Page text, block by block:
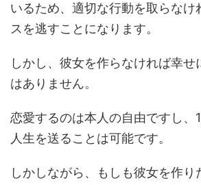
いるため、適切な行動を取らなけ
スを逃すことになります。
しかし、彼女を作らなければ幸
はありません。
恋愛するのは本人の自由ですし、
人生を送ることは可能です。
しかしながら、もしも彼女を作り